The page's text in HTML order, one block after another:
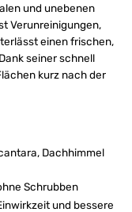
und unebenen
Verunreinigungen,
einen frischen,
seiner schnell
kurz nach der
Dachhimmel
Schrubben
und bessere